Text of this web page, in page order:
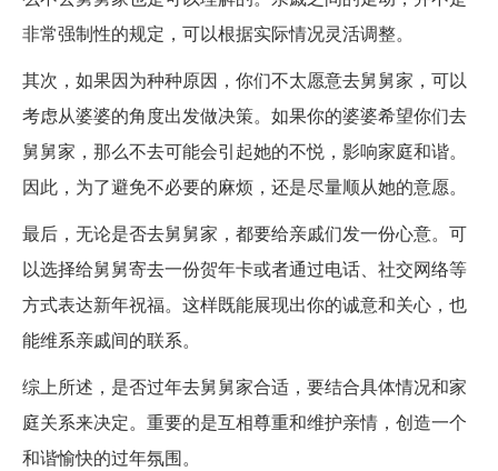
非常强制性的规定，可以根据实际情况灵活调整。
其次，如果因为种种原因，你们不太愿意去舅舅家，可以
考虑从婆婆的角度出发做决策。如果你的婆婆希望你们去
舅舅家，那么不去可能会引起她的不悦，影响家庭和谐。
因此，为了避免不必要的麻烦，还是尽量顺从她的意愿。
最后，无论是否去舅舅家，都要给亲戚们发一份心意。可
以选择给舅舅寄去一份贺年卡或者通过电话、社交网络等
方式表达新年祝福。这样既能展现出你的诚意和关心，也
能维系亲戚间的联系。
综上所述，是否过年去舅舅家合适，要结合具体情况和家
庭关系来决定。重要的是互相尊重和维护亲情，创造一个
和谐愉快的过年氛围。